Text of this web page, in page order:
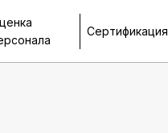
Сертификация